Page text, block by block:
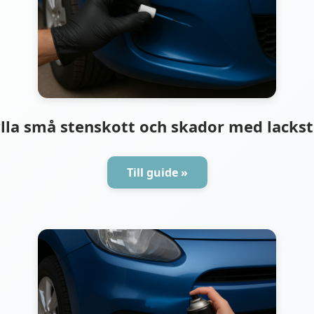
små stenskott och skador med
Till guide »